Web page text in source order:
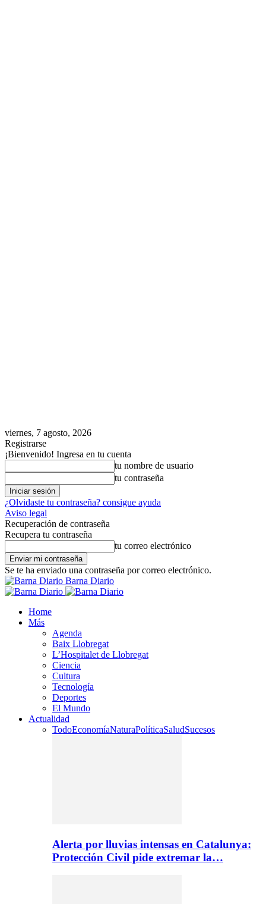
viernes, 7 agosto, 2026
Registrarse
¡Bienvenido! Ingresa en tu cuenta
tu nombre de usuario
tu contraseña
¿Olvidaste tu contraseña? consigue ayuda
Aviso legal
Recuperación de contraseña
Recupera tu contraseña
tu correo electrónico
Se te ha enviado una contraseña por correo electrónico.
Barna Diario
Home
Más
Agenda
Baix Llobregat
L’Hospitalet de Llobregat
Ciencia
Cultura
Tecnología
Deportes
El Mundo
Actualidad
TodoEconomíaNaturaPolíticaSaludSucesos
Alerta por lluvias intensas en Catalunya:
Protección Civil pide extremar la…